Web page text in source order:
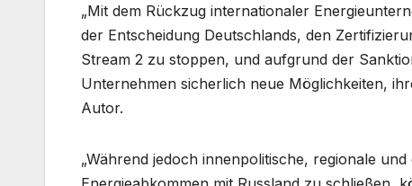
„Mit dem Rückzug internationaler
der Entscheidung Deutschlands, den
Stream 2 zu stoppen, und aufgrund der
Unternehmen sicherlich neue Möglichkeiten,
Autor.
„Während jedoch innenpolitische, regionale